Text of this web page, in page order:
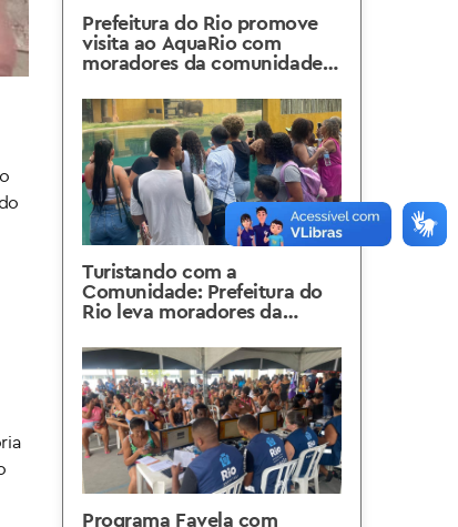
Prefeitura do Rio promove
visita ao AquaRio com
moradores da comunidade
Turistando com a
Comunidade: Prefeitura do
Rio leva moradores da
BioParque
Programa Favela com